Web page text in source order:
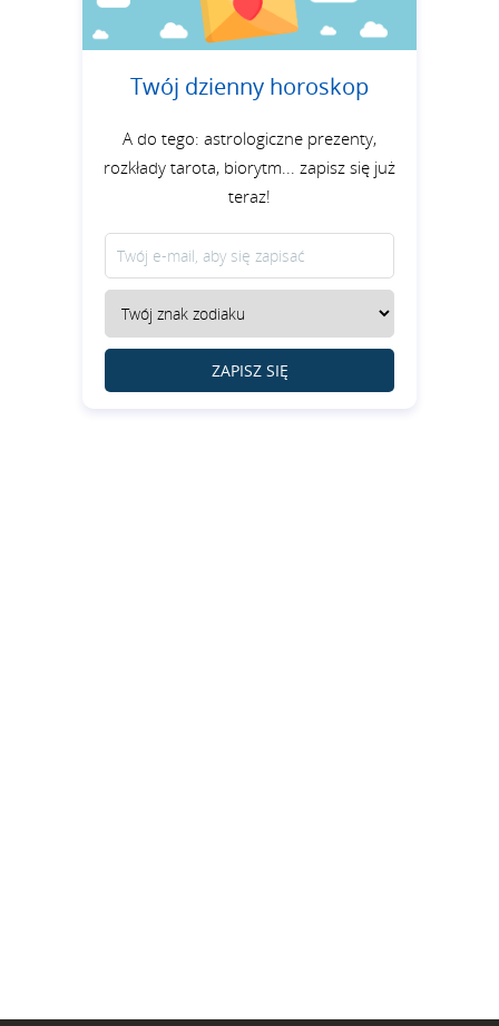
Twój dzienny horoskop
A do tego: astrologiczne prezenty,
rozkłady tarota, biorytm... zapisz się już
teraz!
ZAPISZ SIĘ